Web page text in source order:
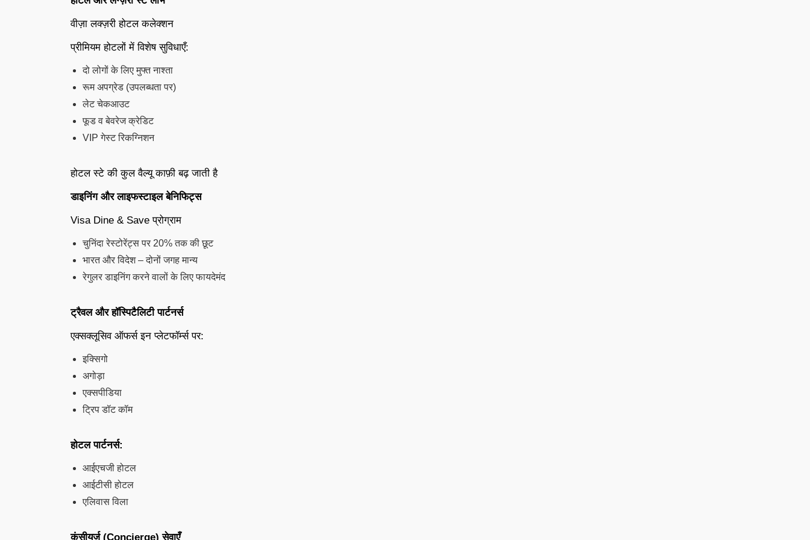
वीज़ा लक्ज़री होटल कलेक्शन
प्रीमियम होटलों में विशेष सुविधाएँ:
दो लोगों के लिए मुफ्त नाश्ता
रूम अपग्रेड (उपलब्धता पर)
लेट चेकआउट
फूड व बेवरेज क्रेडिट
VIP गेस्ट रिकग्निशन
होटल स्टे की कुल वैल्यू काफ़ी बढ़ जाती है
डाइनिंग और लाइफस्टाइल बेनिफिट्स
Visa Dine & Save प्रोग्राम
चुनिंदा रेस्टोरेंट्स पर 20% तक की छूट
भारत और विदेश – दोनों जगह मान्य
रेगुलर डाइनिंग करने वालों के लिए फायदेमंद
ट्रैवल और हॉस्पिटैलिटी पार्टनर्स
एक्सक्लूसिव ऑफर्स इन प्लेटफॉर्म्स पर:
इक्सिगो
अगोड़ा
एक्सपीडिया
ट्रिप डॉट कॉम
होटल पार्टनर्स:
आईएचजी होटल
आईटीसी होटल
एलिवास विला
कंसीयर्ज (Concierge) सेवाएँ